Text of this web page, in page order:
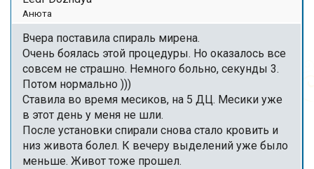
Анюта
Вчера поставила спираль мирена.
Очень боялась этой процедуры. Но оказалось все
совсем не страшно. Немного больно, секунды 3.
Потом нормально )))
Ставила во время месиков, на 5 ДЦ. Месики уже
в этот день у меня не шли.
После установки спирали снова стало кровить и
низ живота болел. К вечеру выделений уже было
меньше. Живот тоже прошел.